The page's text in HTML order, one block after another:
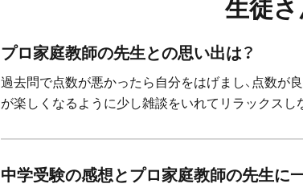
生徒
プロ家庭教師の先生との思い出は？
過去問で点数が悪かったら自分をはげまし、点数が
が楽しくなるように少し雑談をいれてリラックスし
中学受験の感想とプロ家庭教師の先生に